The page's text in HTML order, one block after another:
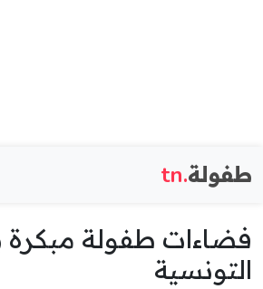
طفولة.tn
فضاءات طفولة مبكرة
التونسية